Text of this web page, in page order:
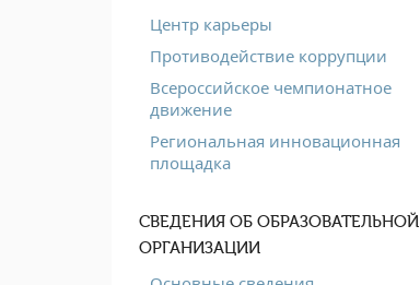
Центр карьеры
Противодействие коррупции
Всероссийское чемпионатное
движение
Региональная инновационная
площадка
СВЕДЕНИЯ ОБ ОБРАЗОВАТЕЛЬНОЙ
ОРГАНИЗАЦИИ